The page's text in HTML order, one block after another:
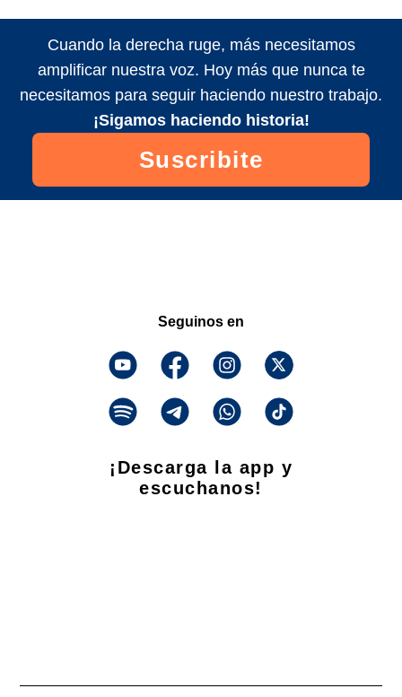
Cuando la derecha ruge, más necesitamos
amplificar nuestra voz. Hoy más que nunca te
necesitamos para seguir haciendo nuestro trabajo.
¡Sigamos haciendo historia!
Suscribite
Seguinos en
¡Descarga la app y
escuchanos!